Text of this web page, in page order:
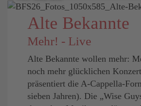
Alte Bekannte
Mehr! - Live
Alte Bekannte wollen mehr:
noch mehr glücklichen
präsentiert die A-Cappella-
sieben Jahren). Die „Wise